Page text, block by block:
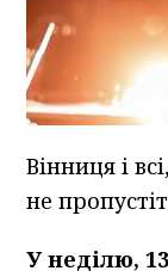
Вінниця і
не
У неділю,